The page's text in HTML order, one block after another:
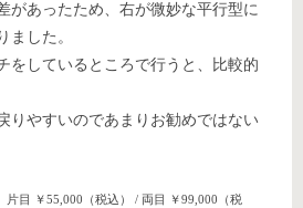
があったため、右が微妙な平行型に
ました。
をしているところで行うと、比較的
りやすいのであまりお勧めではない
片目 ￥55,000（税込） / 両目 ￥99,000（税